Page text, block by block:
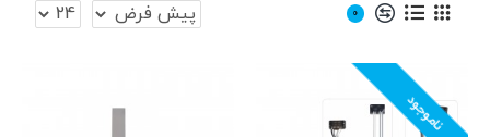
0
ناموجود